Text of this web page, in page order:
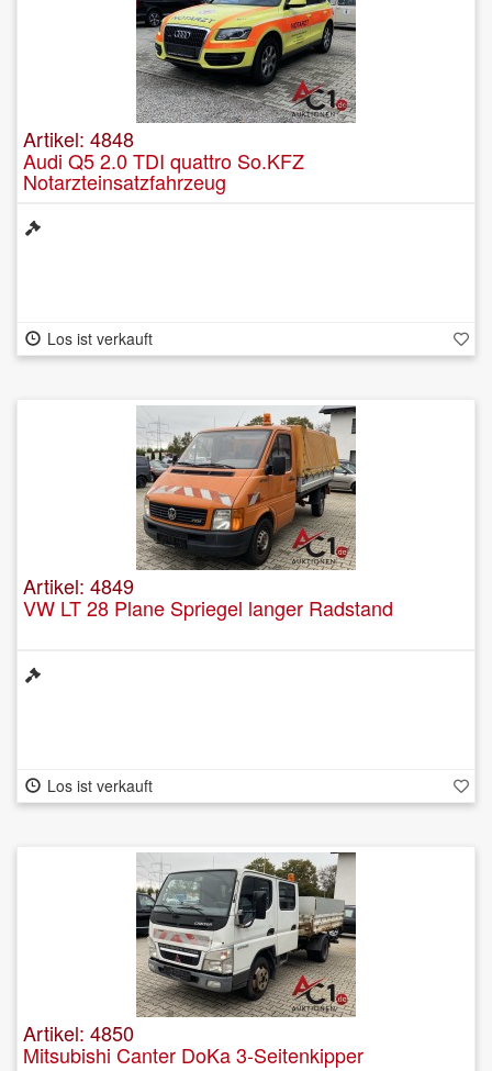
Artikel: 4848
Audi Q5 2.0 TDI quattro So.KFZ
Notarzteinsatzfahrzeug
Los ist verkauft
Artikel: 4849
VW LT 28 Plane Spriegel langer Radstand
Los ist verkauft
Artikel: 4850
Mitsubishi Canter DoKa 3-Seitenkipper